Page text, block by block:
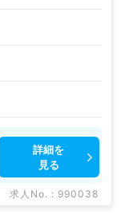
詳細を
見る
求人No. : 990038